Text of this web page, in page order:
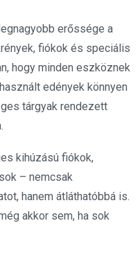
erőssége a
fiókok és speciális
hogy minden eszköznek
edények könnyen
tárgyak rendezett
kihúzású fiókok,
– nemcsak
hanem átláthatóbbá is.
akkor sem, ha sok